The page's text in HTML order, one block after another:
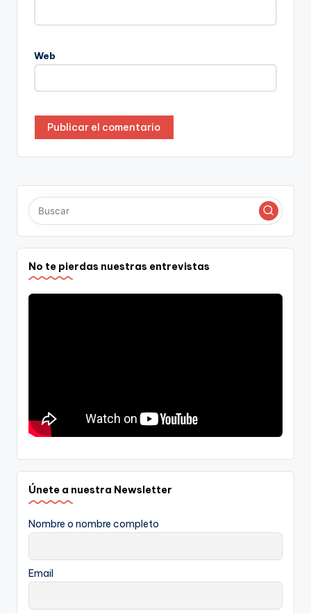
Web
No te pierdas nuestras entrevistas
Únete a nuestra Newsletter
Nombre o nombre completo
Email